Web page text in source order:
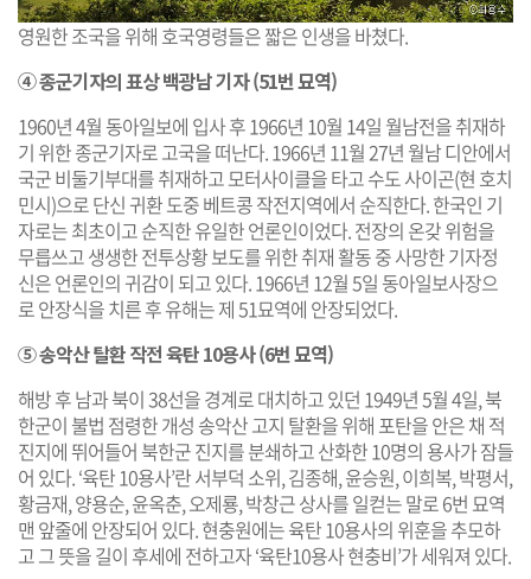
영원한 조국을 위해 호국영령들은 짧은 인생을 바쳤다.
④ 종군기자의 표상 백광남 기자 (51번 묘역)​
1960년 4월 동아일보에 입사 후 1966년 10월 14일 월남전을 취재하
기 위한 종군기자로 고국을 떠난다. 1966년 11월 27년 월남 디안에서
국군 비둘기부대를 취재하고 모터사이클을 타고 수도 사이곤(현 호치
민시)으로 단신 귀환 도중 베트콩 작전지역에서 순직한다. 한국인 기
자로는 최초이고 순직한 유일한 언론인이었다. 전장의 온갖 위험을
무릅쓰고 생생한 전투상황 보도를 위한 취재 활동 중 사망한 기자정
신은 언론인의 귀감이 되고 있다. 1966년 12월 5일 동아일보사장으
로 안장식을 치른 후 유해는 제 51묘역에 안장되었다.
⑤ 송악산 탈환 작전 육탄 10용사 (6번 묘역)​
해방 후 남과 북이 38선을 경계로 대치하고 있던 1949년 5월 4일, 북
한군이 불법 점령한 개성 송악산 고지 탈환을 위해 포탄을 안은 채 적
진지에 뛰어들어 북한군 진지를 분쇄하고 산화한 10명의 용사가 잠들
어 있다. ‘육탄 10용사’란 서부덕 소위, 김종해, 윤승원, 이희복, 박평서,
황금재, 양용순, 윤옥춘, 오제룡, 박창근 상사를 일컫는 말로 6번 묘역
맨 앞줄에 안장되어 있다. 현충원에는 육탄 10용사의 위훈을 추모하
고 그 뜻을 길이 후세에 전하고자 ‘육탄10용사 현충비’가 세워져 있다.